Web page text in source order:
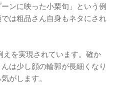
ンに映った小栗旬」という例
は粗品さん自身もネタにされ
を実現されています。確か
は少し顔の輪郭が長細くなり
がします。